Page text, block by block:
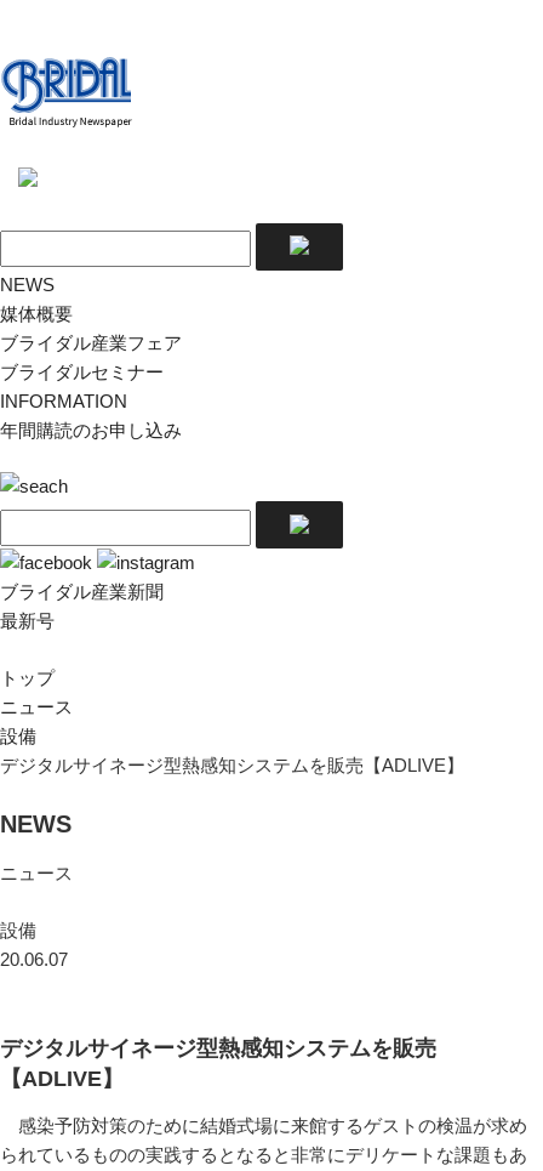
NEWS
媒体概要
ブライダル産業フェア
ブライダルセミナー
INFORMATION
年間購読のお申し込み
ブライダル産業新聞
最新号
トップ
ニュース
設備
デジタルサイネージ型熱感知システムを販売【ADLIVE】
NEWS
ニュース
設備
20.06.07
デジタルサイネージ型熱感知システムを販売
【ADLIVE】
感染予防対策のために結婚式場に来館するゲストの検温が求め
られているものの実践するとなると非常にデリケートな課題もあ